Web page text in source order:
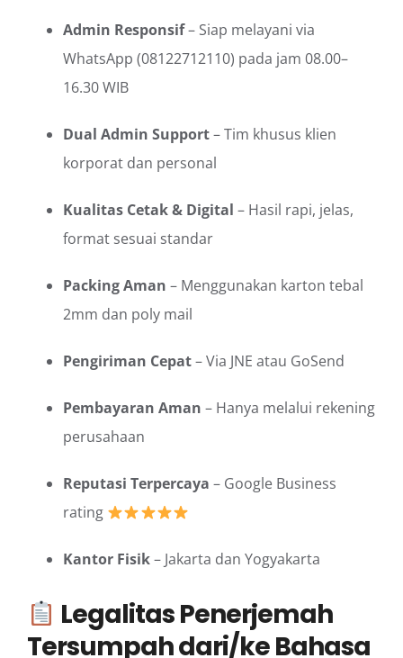
Admin Responsif– Siap melayani via
WhatsApp (08122712110) pada jam 08.00–
16.30 WIB
Dual Admin Support– Tim khusus klien
korporat dan personal
Kualitas Cetak & Digital – Hasil rapi, jelas,
format sesuai standar
Packing Aman – Menggunakan karton tebal
2mm dan poly mail
Pengiriman Cepat– Via JNE atau GoSend
Pembayaran Aman – Hanya melalui rekening
perusahaan
Reputasi Terpercaya – Google Business
rating
Kantor Fisik– Jakarta dan Yogyakarta
Legalitas Penerjemah
Tersumpah dari/ke Bahasa